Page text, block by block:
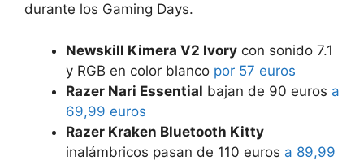
durante los Gaming Days.
Newskill Kimera V2 Ivory con sonido 7.1
y RGB en color blanco por 57 euros
Razer Nari Essential bajan de 90 euros a
69,99 euros
Razer Kraken Bluetooth Kitty
inalámbricos pasan de 110 euros a 89,99